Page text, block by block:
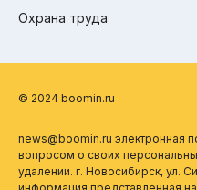
Охрана труда
© 2024 boomin.ru
news@boomin.ru электронная
вопросом о своих
удалении. г. Новосибирск, ул.